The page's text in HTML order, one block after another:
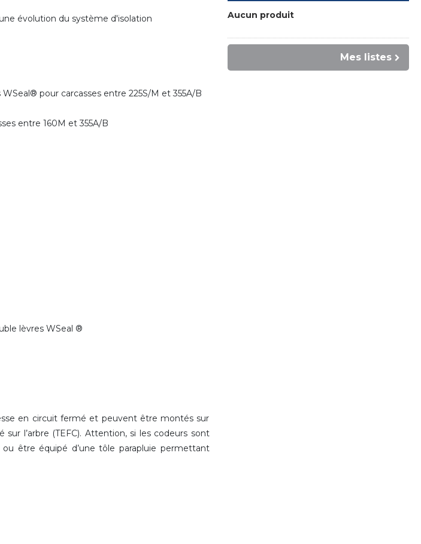
évolution du système d'isolation
pour carcasses entre 225S/M et 355A/B
entre 160M et 355A/B
lèvres WSeal ®
en circuit fermé et peuvent être montés sur
l’arbre (TEFC). Attention, si les codeurs sont
être équipé d’une tôle parapluie permettant
Aucun produit
Mes listes